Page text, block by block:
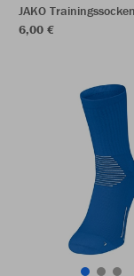
JAKO Trainingssocken
6,00 €